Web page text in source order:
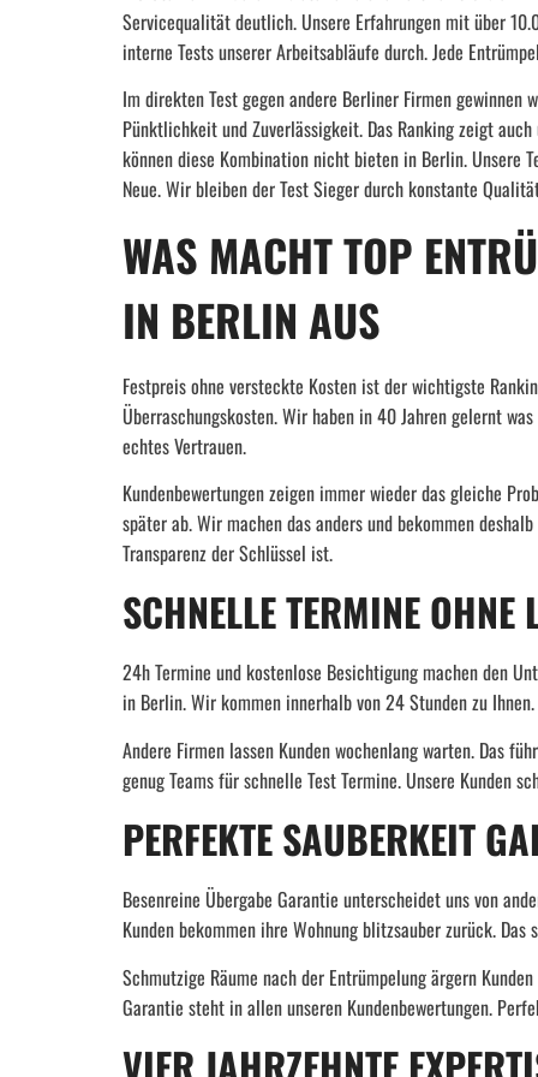
Servicequalität deutlich. Unsere Erfahrungen mit über
interne Tests unserer Arbeitsabläufe durch. Jede
Im direkten Test gegen andere Berliner Firmen gewinnen
Pünktlichkeit und Zuverlässigkeit. Das Ranking zeigt
können diese Kombination nicht bieten in Berlin. Unsere
Neue. Wir bleiben der Test Sieger durch konstante
WAS MACHT TOP
IN BERLIN AUS
Festpreis ohne versteckte Kosten ist der wichtigste
Überraschungskosten. Wir haben in 40 Jahren gelernt
echtes Vertrauen.
Kundenbewertungen zeigen immer wieder das gleiche
später ab. Wir machen das anders und bekommen
Transparenz der Schlüssel ist.
SCHNELLE TERMINE OHNE
24h Termine und kostenlose Besichtigung machen den
in Berlin. Wir kommen innerhalb von 24 Stunden zu
Andere Firmen lassen Kunden wochenlang warten. Das
genug Teams für schnelle Test Termine. Unsere Kunden
PERFEKTE SAUBERKEIT
Besenreine Übergabe Garantie unterscheidet uns von
Kunden bekommen ihre Wohnung blitzsauber zurück.
Schmutzige Räume nach der Entrümpelung ärgern
Garantie steht in allen unseren Kundenbewertungen.
VIER JAHRZEHNTE